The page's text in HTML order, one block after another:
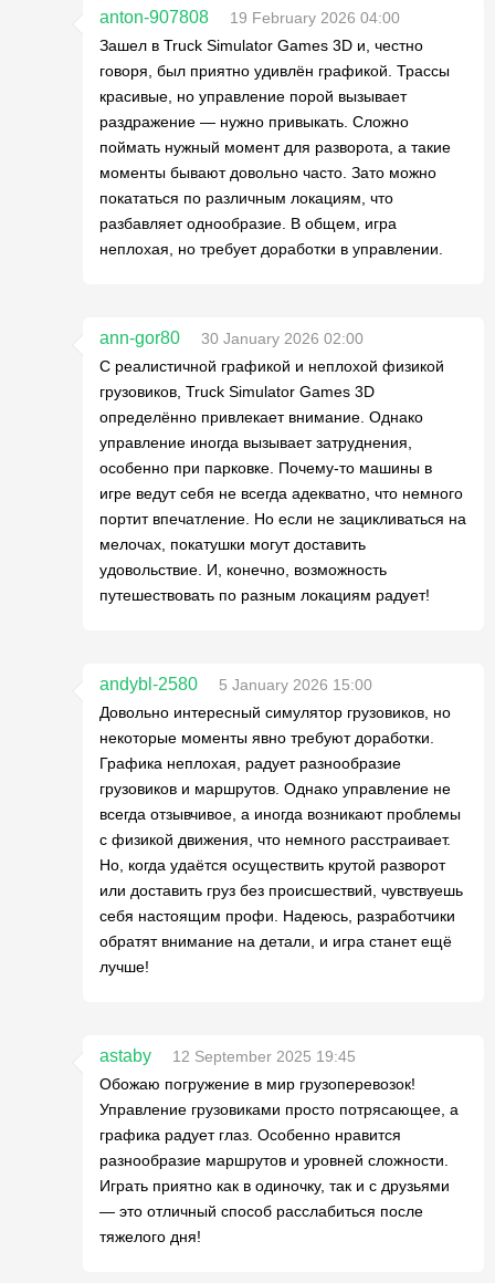
anton-907808
19 February 2026 04:00
Зашел в Truck Simulator Games 3D и, честно
говоря, был приятно удивлён графикой. Трассы
красивые, но управление порой вызывает
раздражение — нужно привыкать. Сложно
поймать нужный момент для разворота, а такие
моменты бывают довольно часто. Зато можно
покататься по различным локациям, что
разбавляет однообразие. В общем, игра
неплохая, но требует доработки в управлении.
ann-gor80
30 January 2026 02:00
С реалистичной графикой и неплохой физикой
грузовиков, Truck Simulator Games 3D
определённо привлекает внимание. Однако
управление иногда вызывает затруднения,
особенно при парковке. Почему-то машины в
игре ведут себя не всегда адекватно, что немного
портит впечатление. Но если не зацикливаться на
мелочах, покатушки могут доставить
удовольствие. И, конечно, возможность
путешествовать по разным локациям радует!
andybl-2580
5 January 2026 15:00
Довольно интересный симулятор грузовиков, но
некоторые моменты явно требуют доработки.
Графика неплохая, радует разнообразие
грузовиков и маршрутов. Однако управление не
всегда отзывчивое, а иногда возникают проблемы
с физикой движения, что немного расстраивает.
Но, когда удаётся осуществить крутой разворот
или доставить груз без происшествий, чувствуешь
себя настоящим профи. Надеюсь, разработчики
обратят внимание на детали, и игра станет ещё
лучше!
astaby
12 September 2025 19:45
Обожаю погружение в мир грузоперевозок!
Управление грузовиками просто потрясающее, а
графика радует глаз. Особенно нравится
разнообразие маршрутов и уровней сложности.
Играть приятно как в одиночку, так и с друзьями
— это отличный способ расслабиться после
тяжелого дня!